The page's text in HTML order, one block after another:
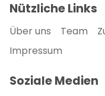
Nützliche Links
Über uns Team
Impressum
Soziale Medien